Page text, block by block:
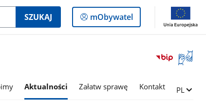
SZUKAJ
Logowanie
do
mObywatel
Otwórz
okno
języka
Aktualności Załatw sprawę Kontakt Zmień
PL